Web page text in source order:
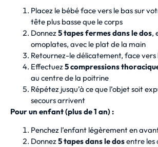
Placez le bébé face vers le bas sur
tête plus basse que le corps
Donnez5 tapes fermes dans le dos,
omoplates, avec le plat de la main
Retournez-le délicatement, face vers
Effectuez5 compressions
au centre de la poitrine
Répétez jusqu’à ce que l’objet soit
secours arrivent
Pour un enfant (plus de 1 an) :
Penchez l’enfant légèrement en
Donnez5 tapes dans le dosentre les